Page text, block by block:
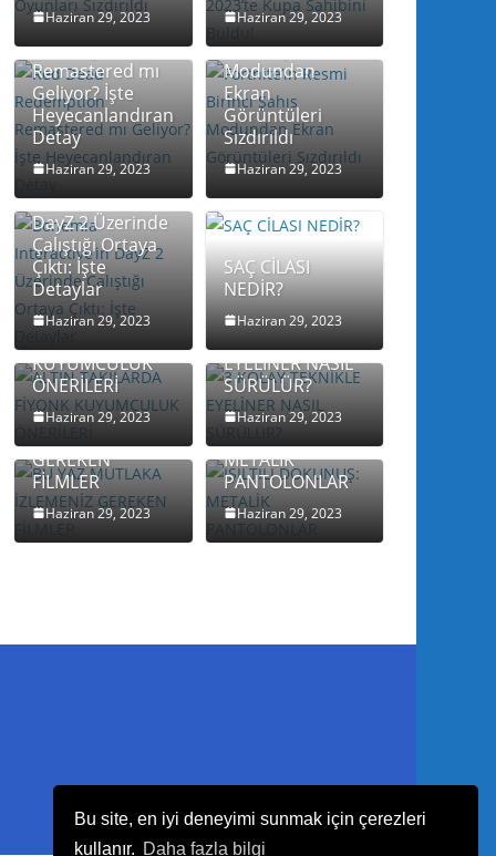
Bu site, en iyi deneyimi sunmak için çerezleri
kullanır. Daha fazla bilgi
Haziran 29, 2023 Haziran 29, 2023
Red Dead
Redemption
Remastered mı
Geliyor? İşte
Heyecanlandıran
Detay
Haziran 29, 2023
Fortnite’ın Resmi
Birinci Şahıs
Modundan
Ekran
Görüntüleri
Sızdırıldı
Haziran 29, 2023
Bohemia
Interactive’in
DayZ 2 Üzerinde
Çalıştığı Ortaya
Çıktı: İşte
Detaylar
Haziran 29, 2023
SAÇ CİLASI
NEDİR?
Haziran 29, 2023
ALTIN
TAKILARDA
KUYUMCULUK
ÖNERİLERİ
Haziran 29, 2023
3 KOLAY
TEKNİKLE
EYELİNER NASIL
SÜRÜLÜR?
Haziran 29, 2023
BU YAZ
MUTLAKA
GEREKEN
FİLMLER
Haziran 29, 2023
IŞILTILI
DOKUNUŞ:
METALİK
PANTOLONLAR
Haziran 29, 2023